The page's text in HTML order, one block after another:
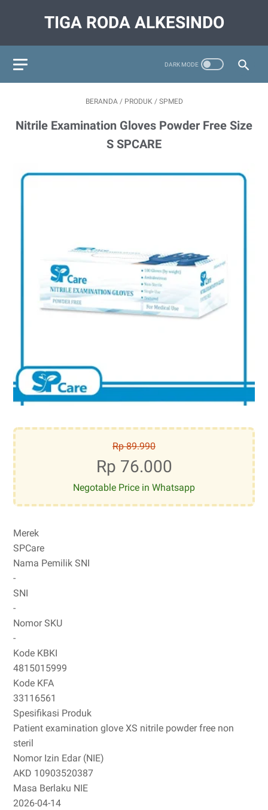
TIGA RODA ALKESINDO
BERANDA / PRODUK / SPMED
Nitrile Examination Gloves Powder Free Size
S SPCARE
Rp 89.990
Rp 76.000
Negotable Price in Whatsapp
Merek
SPCare
Nama Pemilik SNI
-
SNI
-
Nomor SKU
-
Kode KBKI
4815015999
Kode KFA
33116561
Spesifikasi Produk
Patient examination glove XS nitrile powder free non
steril
Nomor Izin Edar (NIE)
AKD 10903520387
Masa Berlaku NIE
2026-04-14